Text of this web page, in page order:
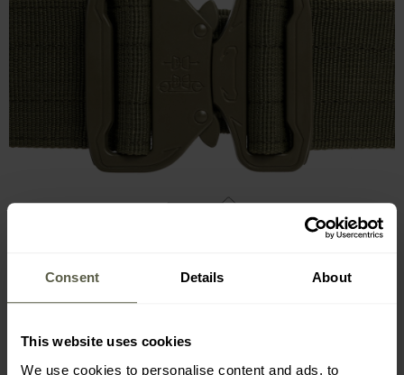
Consent Details About
This website uses cookies
We use cookies to personalise content and ads, to
KLÍČOVÉ VLASTNOSTI
laserově provedené výřezy ve standardu MOLLE/PALS